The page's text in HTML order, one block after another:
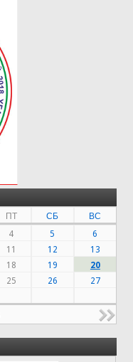
ПТ СБ
ВС
4 5
6
11 12
13
18 19
20
25 26
27